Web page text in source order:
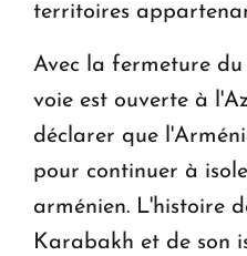
territoires
Avec la fermeture
voie est ouverte à
déclarer que
pour continuer à
arménien. L'histoire
Karabakh et de son